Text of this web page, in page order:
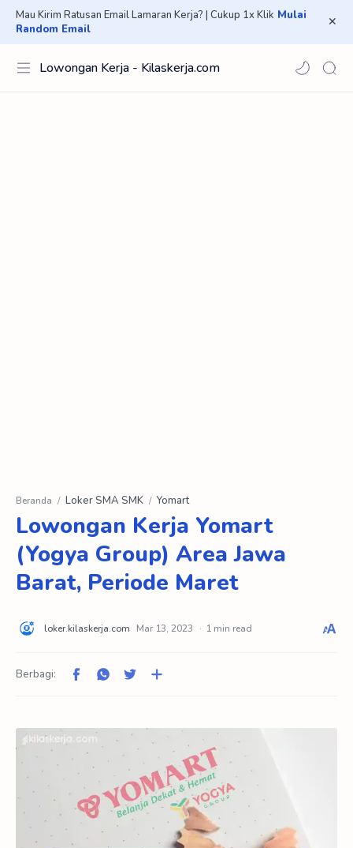
Mau Kirim Ratusan Email Lamaran Kerja? | Cukup 1x Klik Mulai
Random Email
Lowongan Kerja - Kilaskerja.com
Beranda Loker SMA SMK Yomart
Lowongan Kerja Yomart
(Yogya Group) Area Jawa
Barat, Periode Maret
1 min read